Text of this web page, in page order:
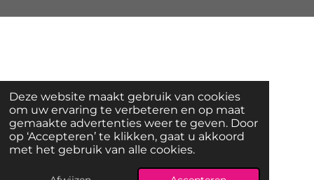
Deze website maakt gebruik van cookies
om uw ervaring te verbeteren en op maat
gemaakte advertenties weer te geven. Door
op ‘Accepteren’ te klikken, gaat u akkoord
met het gebruik van alle cookies.